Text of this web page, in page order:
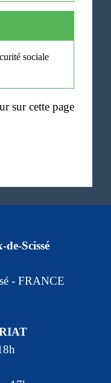
sociale
sur cette page
Scissé
- FRANCE